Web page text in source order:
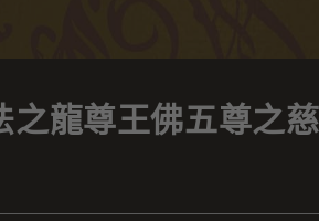
之龍尊王佛五尊之